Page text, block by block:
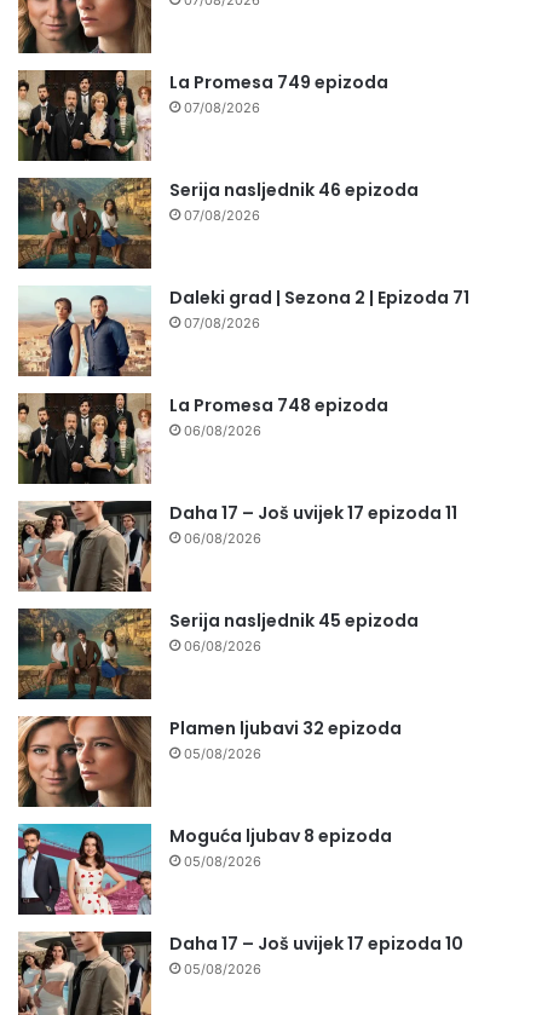
La Promesa 749 epizoda
07/08/2026
Serija nasljednik 46 epizoda
07/08/2026
Daleki grad | Sezona 2 | Epizoda 71
07/08/2026
La Promesa 748 epizoda
06/08/2026
Daha 17 – Još uvijek 17 epizoda 11
06/08/2026
Serija nasljednik 45 epizoda
06/08/2026
Plamen ljubavi 32 epizoda
05/08/2026
Moguća ljubav 8 epizoda
05/08/2026
Daha 17 – Još uvijek 17 epizoda 10
05/08/2026